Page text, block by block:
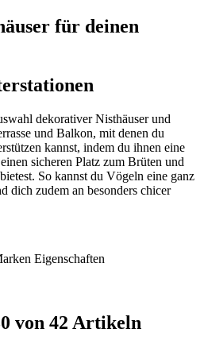
für deinen
dekorativer Nisthäuser und
und Balkon, mit denen du
kannst, indem du ihnen eine
sicheren Platz zum Brüten und
So kannst du Vögeln eine ganz
dich zudem an besonders chicer
Eigenschaften
von 42 Artikeln